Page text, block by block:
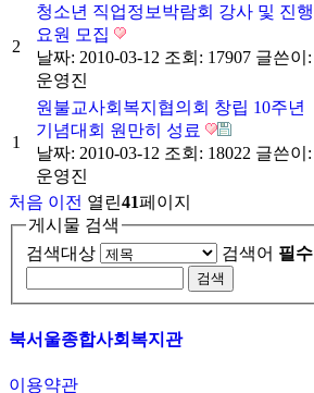
2
청소년 직업정보박람회 강사 및 진행
요원 모집
날짜: 2010-03-12 조회: 17907 글쓴이:
운영진
1
원불교사회복지협의회 창립 10주년
기념대회 원만히 성료
날짜: 2010-03-12 조회: 18022 글쓴이:
운영진
처음 이전 열린41페이지
게시물 검색
검색대상
검색어 필수
북서울종합사회복지관
이용약관